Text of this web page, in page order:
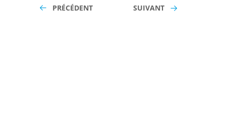
PRÉCÉDENT SUIVANT